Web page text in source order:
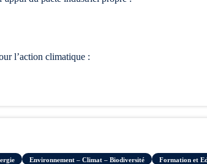
l’action climatique :
Environnement – Climat – Biodiversité Formation et